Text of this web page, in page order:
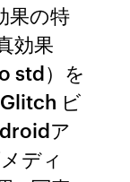
果の特
効果
std）を
ビ
ア
ディ